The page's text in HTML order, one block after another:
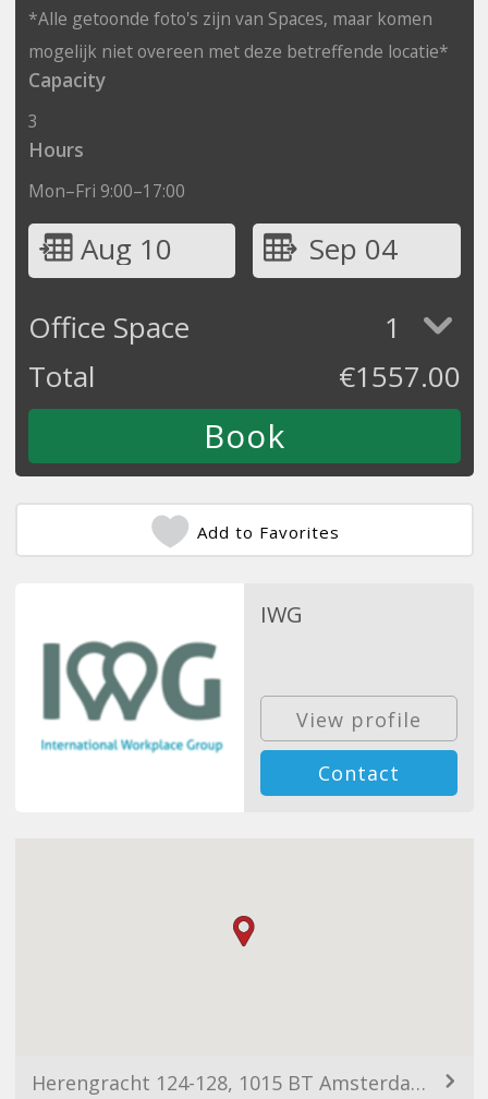
*Alle getoonde foto's zijn van Spaces, maar komen
mogelijk niet overeen met deze betreffende locatie*
Capacity
3
Hours
Mon–Fri 9:00–17:00
Aug 10
Sep 04
Office Space
1
Total
€1557.00
Add to Favorites
IWG
View profile
Contact
Herengracht 124-128, 1015 BT Amsterdam, Netherlands